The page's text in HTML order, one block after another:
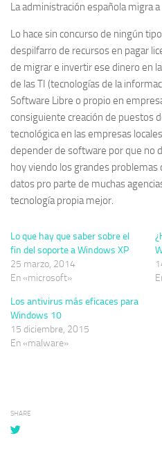
La administración española migra
Lo hace sin concurso de ningún
despilfarro de recursos en pagar
de migrar e invertir ese dinero en
de las TI (tecnologías de la
Software Libre o propio en
consiguiente creación de puestos
tecnológica en las empresas
depender de software por que no
hoy viendo los grandes
datos pro parte de muchas
tecnología propia mejor.
Lo que hay que saber sobre el
fin del soporte a Windows XP
25 marzo, 2014
En «microsoft»
Los antivirus más eficaces para
Windows 10
15 diciembre, 2015
En «malware»
SHARE